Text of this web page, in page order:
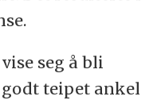
seg å bli
teipet ankel